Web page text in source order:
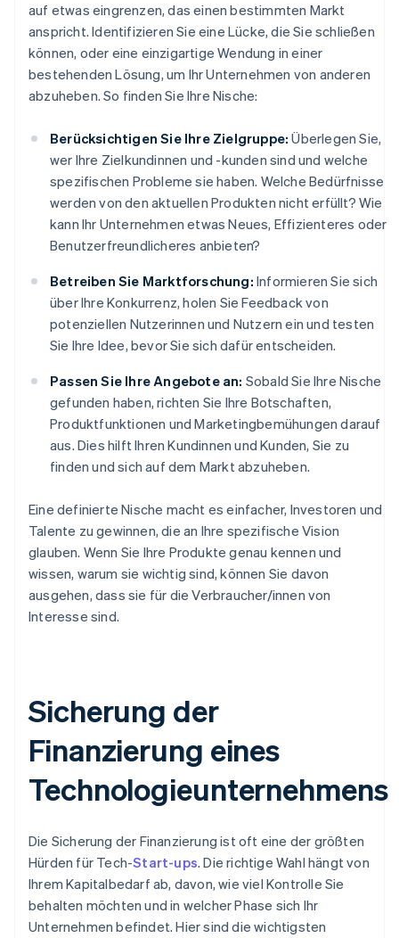
auf etwas eingrenzen, das einen bestimmten Markt
anspricht. Identifizieren Sie eine Lücke, die Sie schließen
können, oder eine einzigartige Wendung in einer
bestehenden Lösung, um Ihr Unternehmen von anderen
abzuheben. So finden Sie Ihre Nische:
Berücksichtigen Sie Ihre Zielgruppe: Überlegen Sie,
wer Ihre Zielkundinnen und -kunden sind und welche
spezifischen Probleme sie haben. Welche Bedürfnisse
werden von den aktuellen Produkten nicht erfüllt? Wie
kann Ihr Unternehmen etwas Neues, Effizienteres oder
Benutzerfreundlicheres anbieten?
Betreiben Sie Marktforschung: Informieren Sie sich
über Ihre Konkurrenz, holen Sie Feedback von
potenziellen Nutzerinnen und Nutzern ein und testen
Sie Ihre Idee, bevor Sie sich dafür entscheiden.
Passen Sie Ihre Angebote an: Sobald Sie Ihre Nische
gefunden haben, richten Sie Ihre Botschaften,
Produktfunktionen und Marketingbemühungen darauf
aus. Dies hilft Ihren Kundinnen und Kunden, Sie zu
finden und sich auf dem Markt abzuheben.
Eine definierte Nische macht es einfacher, Investoren und
Talente zu gewinnen, die an Ihre spezifische Vision
glauben. Wenn Sie Ihre Produkte genau kennen und
wissen, warum sie wichtig sind, können Sie davon
ausgehen, dass sie für die Verbraucher/innen von
Interesse sind.
Sicherung der
Finanzierung eines
Technologieunternehmens
Die Sicherung der Finanzierung ist oft eine der größten
Hürden für Tech-Start-ups. Die richtige Wahl hängt von
Ihrem Kapitalbedarf ab, davon, wie viel Kontrolle Sie
behalten möchten und in welcher Phase sich Ihr
Unternehmen befindet. Hier sind die wichtigsten